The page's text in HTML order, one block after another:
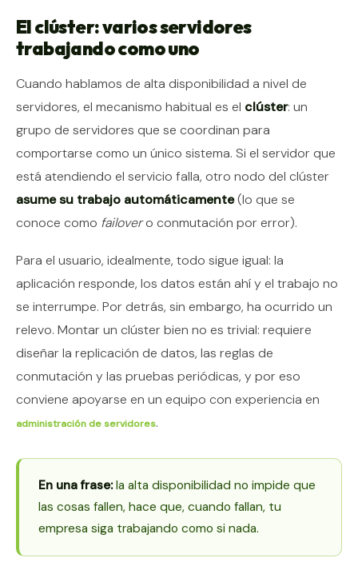
El clúster: varios servidores
trabajando como uno
Cuando hablamos de alta disponibilidad a nivel de
servidores, el mecanismo habitual es el clúster: un
grupo de servidores que se coordinan para
comportarse como un único sistema. Si el servidor que
está atendiendo el servicio falla, otro nodo del clúster
asume su trabajo automáticamente(lo que se
conoce como failovero conmutación por error).
Para el usuario, idealmente, todo sigue igual: la
aplicación responde, los datos están ahí y el trabajo no
se interrumpe. Por detrás, sin embargo, ha ocurrido un
relevo. Montar un clúster bien no es trivial: requiere
diseñar la replicación de datos, las reglas de
conmutación y las pruebas periódicas, y por eso
conviene apoyarse en un equipo con experiencia en
administración de servidores.
En una frase:la alta disponibilidad no impide que
las cosas fallen, hace que, cuando fallan, tu
empresa siga trabajando como si nada.